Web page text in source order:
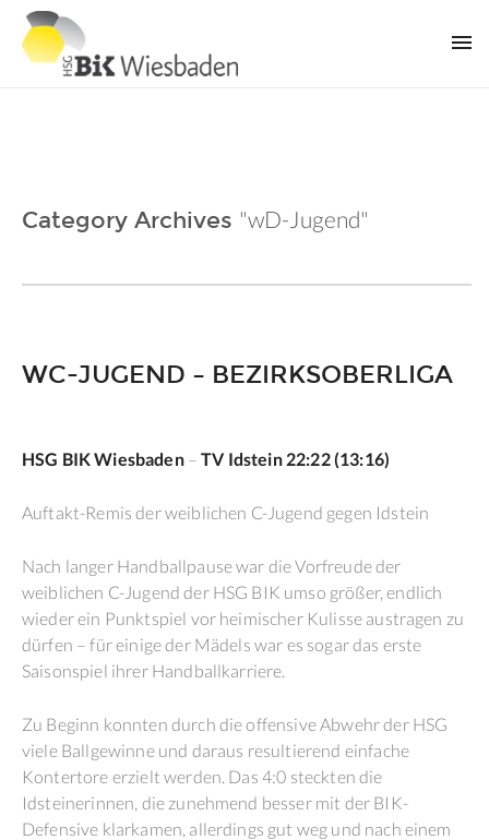
Category Archives "wD-Jugend"
WC-JUGEND – BEZIRKSOBERLIGA
HSG BIK Wiesbaden–TV Idstein 22:22 (13:16)
Auftakt-Remis der weiblichen C-Jugend gegen Idstein
Nach langer Handballpause war die Vorfreude der
weiblichen C-Jugend der HSG BIK umso größer, endlich
wieder ein Punktspiel vor heimischer Kulisse austragen zu
dürfen – für einige der Mädels war es sogar das erste
Saisonspiel ihrer Handballkarriere.
Zu Beginn konnten durch die offensive Abwehr der HSG
viele Ballgewinne und daraus resultierend einfache
Kontertore erzielt werden. Das 4:0 steckten die
Idsteinerinnen, die zunehmend besser mit der BIK-
Defensive klarkamen, allerdings gut weg und nach einem